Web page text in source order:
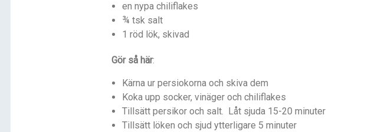
en nypa chiliflakes
¾ tsk salt
1 röd lök, skivad
Gör så här:
Kärna ur persiokorna och skiva dem
Koka upp socker, vinäger och chiliflakes
Tillsätt persikor och salt. Låt sjuda 15-20 minuter
Tillsätt löken och sjud ytterligare 5 minuter